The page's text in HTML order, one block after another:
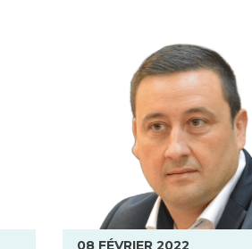
08 FÉVRIER 2022